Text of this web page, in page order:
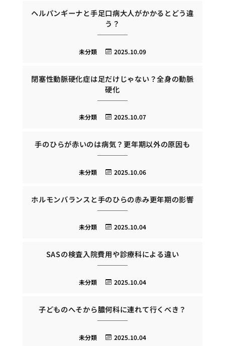
ヘルパンギーナと手足口病大人がかかるとどう違
う？
2025.10.09
未分類
閉塞性動脈硬化症は足だけじゃない？全身の動脈
硬化
2025.10.07
未分類
手のひらが赤いのは病気？更年期以外の原因も
2025.10.06
未分類
ホルモンバランスと手のひらの赤み更年期の影響
2025.10.04
未分類
SASの検査入院費用や診療科による違い
2025.10.04
未分類
子どものへそから膿何科に連れて行くべき？
2025.10.04
未分類